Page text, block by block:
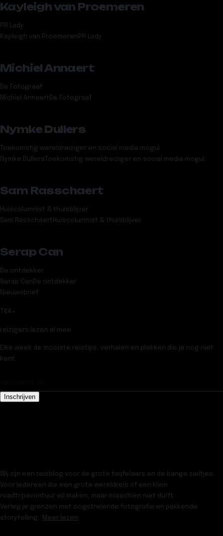
Kayleigh van Proemeren
PR Lady
Kayleigh van Proemeren PR Lady
Michiel Annaert
De Fotograaf
Michiel Annaert De Fotograaf
Nymke Dullers
Toekomstig wereldreiziger en social media mogul
Nymke Dullers Toekomstig wereldreiziger en social media mogul
Sam Rasschaert
Huiscolumnist & thuisblijver
Sam Rasschaert Huiscolumnist & thuisblijver
Serap Can
De ontdekker
Serap Can De ontdekker
Nieuwsbrief
764 +
reizigers lezen al mee
Elke week de mooiste reistips, verhalen en plekken die je nog niet
kent.
Inschrijven
Wij zijn een reisblog voor de grote twijfelaars en de bange zieltjes.
Voor iedereen die een grote wereldreis of een klein
roadtripavontuur wil maken, maar misschien niet durft.
Verleg je grenzen met oogstrelende fotografie en pakkende
storytelling.
Meer lezen